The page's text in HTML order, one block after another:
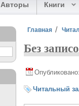
Авторы Книги
Вы здесь
Главная
Без
Читальный